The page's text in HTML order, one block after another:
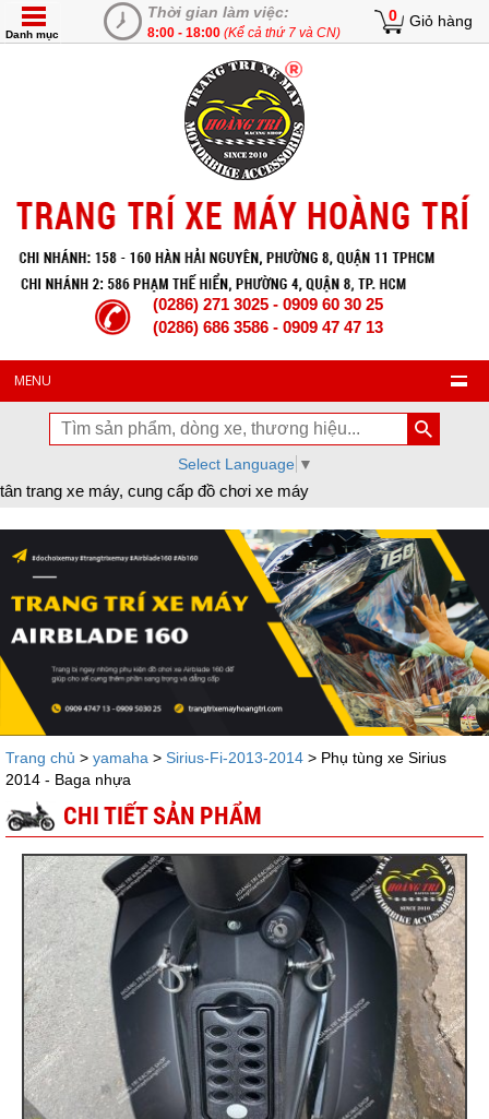
Thời gian làm việc:
8:00 - 18:00 (Kể cả thứ 7 và CN)
0 Giỏ hàng
Danh mục
(0286) 271 3025 - 0909 60 30 25
(0286) 686 3586 - 0909 47 47 13
MENU
Select Language ▼
cung cấp đồ chơi xe máy
Trang chủ > yamaha > Sirius-Fi-2013-2014 > Phụ tùng xe Sirius
2014 - Baga nhựa
CHI TIẾT SẢN PHẨM